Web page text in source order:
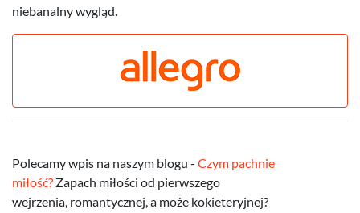
niebanalny wygląd.
Polecamy wpis na naszym blogu - Czym pachnie
miłość? Zapach miłości od pierwszego
wejrzenia, romantycznej, a może kokieteryjnej?